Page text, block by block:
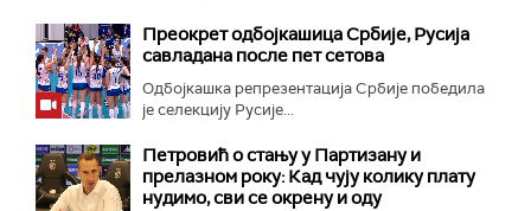
Преокрет одбојкашица Србије, Русија
савладана после пет сетова
Одбојкашка репрезентација Србије победила
је селекцију Русије...
Петровић о стању у Партизану и
прелазном року: Кад чују колику плату
нудимо, сви се окрену и оду